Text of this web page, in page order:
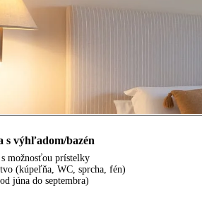
s výhľadom/bazén
možnosťou prístelky
(kúpeľňa, WC, sprcha, fén)
júna do septembra)